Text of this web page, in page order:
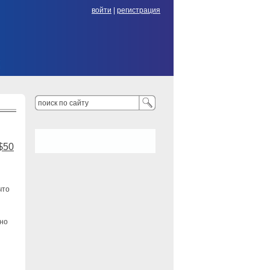
войти регистрация